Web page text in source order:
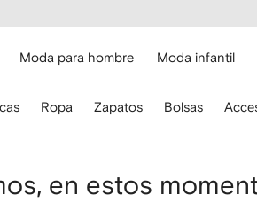
Moda para hombre Moda infantil
Ropa Zapatos Bolsas
en estos